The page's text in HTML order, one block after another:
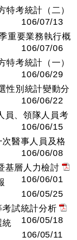
考統計（二）
106/07/13
重要業務執行概
106/07/06
考統計（一）
106/06/29
性別統計變動分
106/06/22
員、領隊人員考
106/06/15
醫事人員及格
106/06/08
基層人力檢討
106/06/01
106/05/25
試統計分析
106/05/18
統
106/05/11